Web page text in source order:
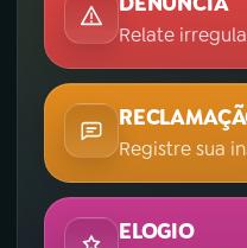
Relate
Registre sua
ELOGIO